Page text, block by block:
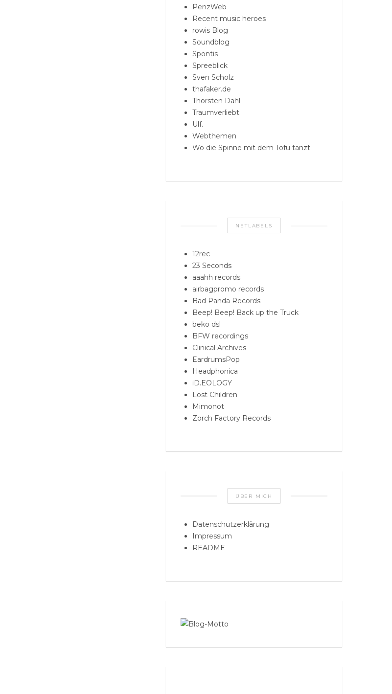
PenzWeb
Recent music heroes
rowis Blog
Soundblog
Spontis
Spreeblick
Sven Scholz
thafaker.de
Thorsten Dahl
Traumverliebt
Ulf.
Webthemen
Wo die Spinne mit dem Tofu tanzt
NETLABELS
12rec
23 Seconds
aaahh records
airbagpromo records
Bad Panda Records
Beep! Beep! Back up the Truck
beko dsl
BFW recordings
Clinical Archives
EardrumsPop
Headphonica
iD.EOLOGY
Lost Children
Mimonot
Zorch Factory Records
ÜBER MICH
Datenschutzerklärung
Impressum
README